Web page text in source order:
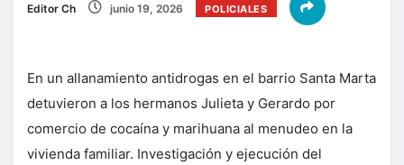
Editor Ch junio 19, 2026 POLICIALES
En un allanamiento antidrogas en el barrio Santa Marta
detuvieron a los hermanos Julieta y Gerardo por
comercio de cocaína y marihuana al menudeo en la
vivienda familiar. Investigación y ejecución del